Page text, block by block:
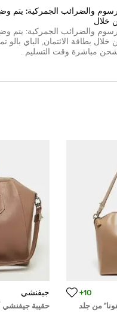
والضرائب الجمركية: يتم
خلال
والضرائب الجمركية: يتم
خلال بطاقة الائتمان, الباي بالو
مباشرة وقت التسليم .
10+
من جلد
جيفنشي
حقيبة جيفنشي